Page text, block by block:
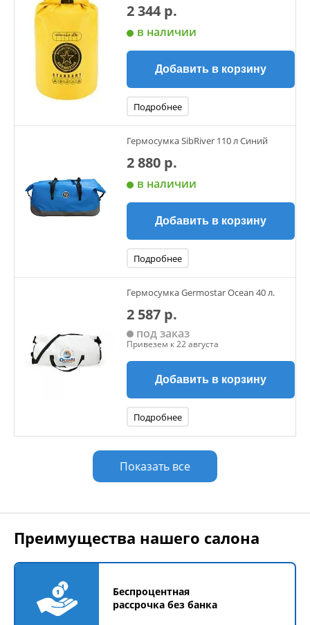
2 344 р.
в наличии
Добавить в корзину
Подробнее
Гермосумка SibRiver 110 л Синий
2 880 р.
в наличии
Добавить в корзину
Подробнее
Гермосумка Germostar Ocean 40 л.
2 587 р.
под заказ
Привезем к 22 августа
Добавить в корзину
Подробнее
Показать все
Преимущества нашего салона
Беспроцентная
рассрочка без банка